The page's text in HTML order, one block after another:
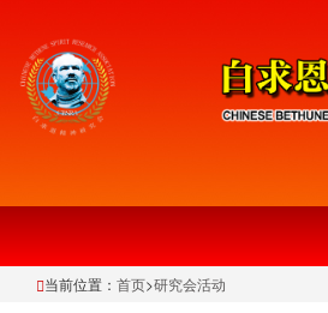
当前位置： 首页>研究会活动